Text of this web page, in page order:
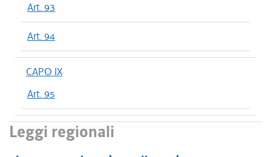
Art. 93
Art. 94
CAPO IX
Art. 95
Leggi regionali